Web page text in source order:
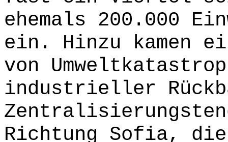
ehemals 200.000
ein. Hinzu kamen
von
industrieller
Richtung Sofia,